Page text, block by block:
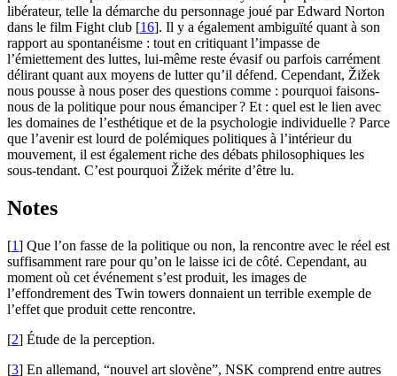
libérateur, telle la démarche du personnage joué par Edward Norton
dans le film Fight club [16]. Il y a également ambiguïté quant à son
rapport au spontanéisme : tout en critiquant l’impasse de
l’émiettement des luttes, lui-même reste évasif ou parfois carrément
délirant quant aux moyens de lutter qu’il défend. Cependant, Žižek
nous pousse à nous poser des questions comme : pourquoi faisons-
nous de la politique pour nous émanciper? Et : quel est le lien avec
les domaines de l’esthétique et de la psychologie individuelle? Parce
que l’avenir est lourd de polémiques politiques à l’intérieur du
mouvement, il est également riche des débats philosophiques les
sous-tendant. C’est pourquoi Žižek mérite d’être lu.
Notes
[1] Que l’on fasse de la politique ou non, la rencontre avec le réel est
suffisamment rare pour qu’on le laisse ici de côté. Cependant, au
moment où cet événement s’est produit, les images de
l’effondrement des Twin towers donnaient un terrible exemple de
l’effet que produit cette rencontre.
[2] Étude de la perception.
[3] En allemand, “nouvel art slovène”, NSK comprend entre autres